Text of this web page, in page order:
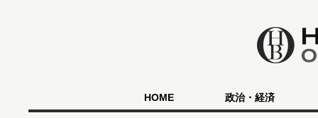
HOME 政治・経済